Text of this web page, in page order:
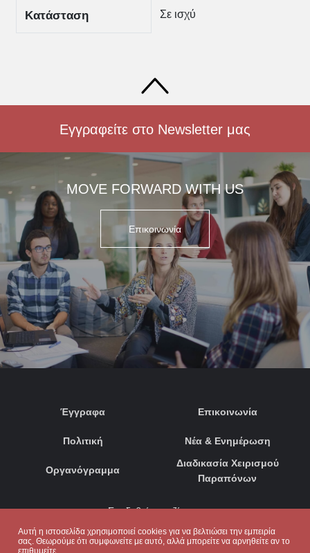
Αυτή η ιστοσελίδα χρησιμοποιεί cookies για να βελτιώσει την εμπειρία
σας. Θεωρούμε ότι συμφωνείτε με αυτό, αλλά μπορείτε να αρνηθείτε αν το
επιθυμείτε.
Κατάσταση Σε ισχύ
Εγγραφείτε στο Newsletter μας
MOVE FORWARD WITH US
Επικοινωνία
Έγγραφα
Πολιτική
Οργανόγραμμα
Επικοινωνία
Νέα & Ενημέρωση
Διαδικασία Χειρισμού
Παραπόνων
Συνδεθείτε μαζί μας: